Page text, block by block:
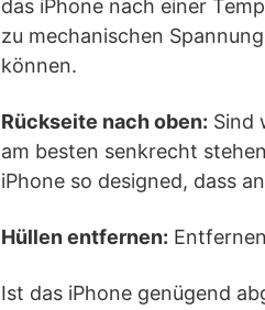
das iPhone nach einer
zu mechanischen
können.
Rückseite nach oben: Sind
am besten senkrecht
iPhone so designed, dass
Hüllen entfernen:
Ist das iPhone genügend